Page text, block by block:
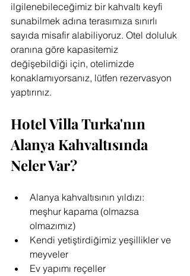
ilgilenebileceğimiz bir kahvaltı keyfi
sunabilmek adına terasımıza sınırlı
sayıda misafir alabiliyoruz. Otel doluluk
oranına göre kapasitemiz
değişebildiği için, otelimizde
konaklamıyorsanız, lütfen rezervasyon
yaptırınız.
Hotel Villa Turka'nın
Alanya Kahvaltısında
Neler Var?
Alanya kahvaltısının yıldızı:
meşhur kapama (olmazsa
olmazımız)
Kendi yetiştirdiğimiz yeşillikler ve
meyveler
Ev yapımı reçeller